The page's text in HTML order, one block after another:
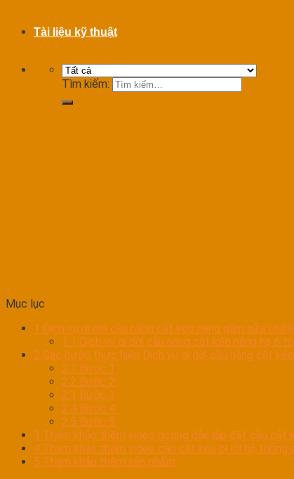
Tài liệu kỹ thuật
Tìm kiếm:
Mục lục
1 Dịch vụ di dời cầu nâng cắt kéo nâng gầm sửa
1.1 Dịch vụ di dời cầu nâng cắt kéo nâng hạ ô
2 Các bước thực hiện Dịch vụ di dời cầu nâng cắt
2.1 Bước 1:
2.2 Bước 2:
2.3 Bước 3:
2.4 Bước 4:
2.5 Bước 5:
3 Tham khảo thêm video hướng dẫn lắp đặt cầu cắt
4 Tham khảo thêm video cầu cắt kéo bị lỗi hệ thống
5 Tham khảo thêm sản phẩm